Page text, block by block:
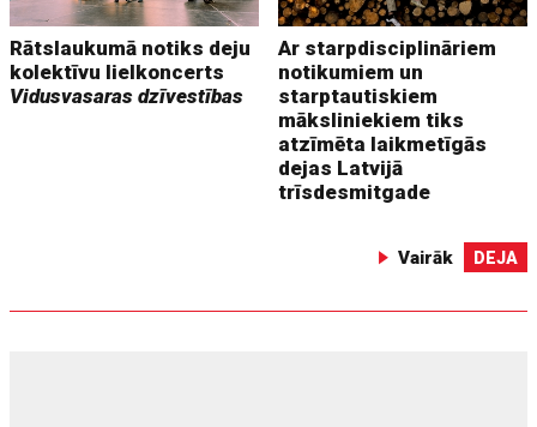
Rātslaukumā notiks deju
kolektīvu lielkoncerts
Vidusvasaras dzīvestības
Ar starpdisciplināriem
notikumiem un
starptautiskiem
māksliniekiem tiks
atzīmēta laikmetīgās
dejas Latvijā
trīsdesmitgade
Vairāk DEJA